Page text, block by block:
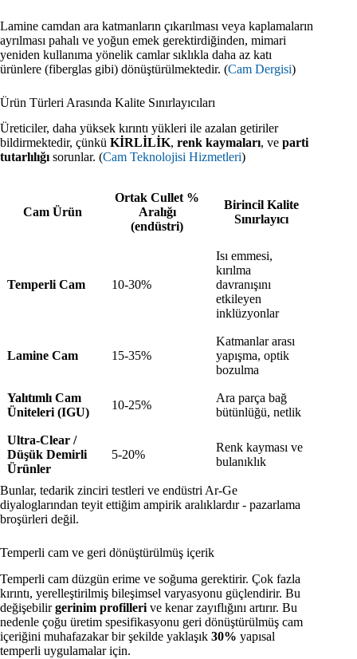
Lamine camdan ara katmanların çıkarılması veya kaplamaların
ayrılması pahalı ve yoğun emek gerektirdiğinden, mimari
yeniden kullanıma yönelik camlar sıklıkla daha az katı
ürünlere (fiberglas gibi) dönüştürülmektedir. (Cam Dergisi)
Ürün Türleri Arasında Kalite Sınırlayıcıları
Üreticiler, daha yüksek kırıntı yükleri ile azalan getiriler
bildirmektedir, çünkü KİRLİLİK, renk kaymaları, ve parti
tutarlılığı sorunlar. (Cam Teknolojisi Hizmetleri)
Cam Ürün
Ortak Cullet %
Aralığı
(endüstri)
Birincil Kalite
Sınırlayıcı
Temperli Cam 10-30%
Isı emmesi,
kırılma
davranışını
etkileyen
inklüzyonlar
Lamine Cam 15-35%
Katmanlar arası
yapışma, optik
bozulma
Yalıtımlı Cam
Üniteleri (IGU)
10-25%
Ara parça bağ
bütünlüğü, netlik
Ultra-Clear /
Düşük Demirli
Ürünler
5-20%
Renk kayması ve
bulanıklık
Bunlar, tedarik zinciri testleri ve endüstri Ar-Ge
diyaloglarından teyit ettiğim ampirik aralıklardır - pazarlama
broşürleri değil.
Temperli cam ve geri dönüştürülmüş içerik
Temperli cam düzgün erime ve soğuma gerektirir. Çok fazla
kırıntı, yerelleştirilmiş bileşimsel varyasyonu güçlendirir. Bu
değişebilirgerinim profilleri ve kenar zayıflığını artırır. Bu
nedenle çoğu üretim spesifikasyonu geri dönüştürülmüş cam
içeriğini muhafazakar bir şekilde yaklaşık 30% yapısal
temperli uygulamalar için.